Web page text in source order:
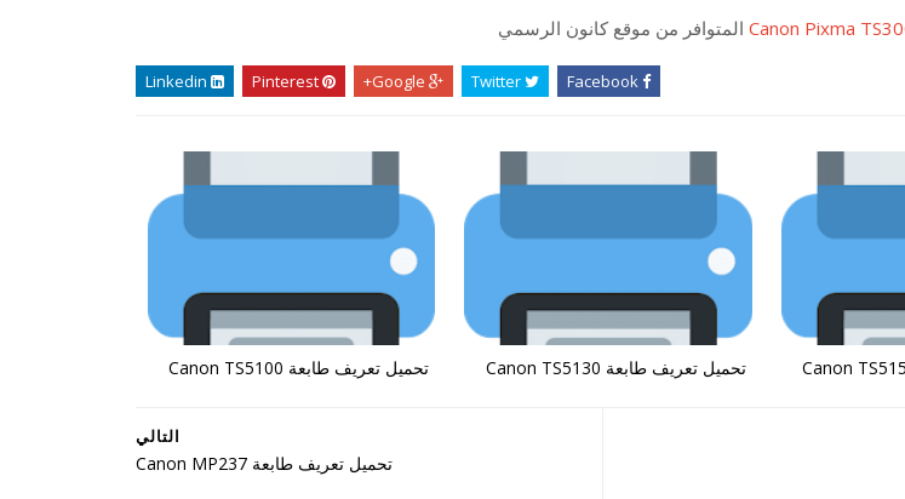
المتوافر من موقع كانون الرسمي
تحميل تعريف طابعة Canon TS5130 تحميل تعريف طابعة Canon TS5100
التالي
تحميل تعريف طابعة Canon MP237